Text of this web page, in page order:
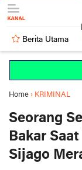
Berita Utama
Home › KRIMINAL
Seorang
Bakar
Sijago